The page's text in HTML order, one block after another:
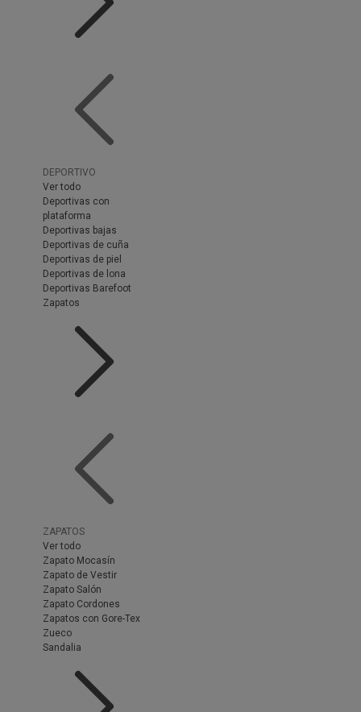
DEPORTIVO
Ver todo
Deportivas con
plataforma
Deportivas bajas
Deportivas de cuña
Deportivas de piel
Deportivas de lona
Deportivas Barefoot
Zapatos
ZAPATOS
Ver todo
Zapato Mocasín
Zapato de Vestir
Zapato Salón
Zapato Cordones
Zapatos con Gore-Tex
Zueco
Sandalia